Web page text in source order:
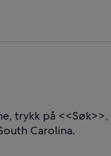
trykk på
Carolina.